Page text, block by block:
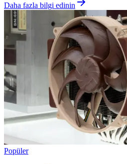
Daha fazla bilgi edinin
Popüler